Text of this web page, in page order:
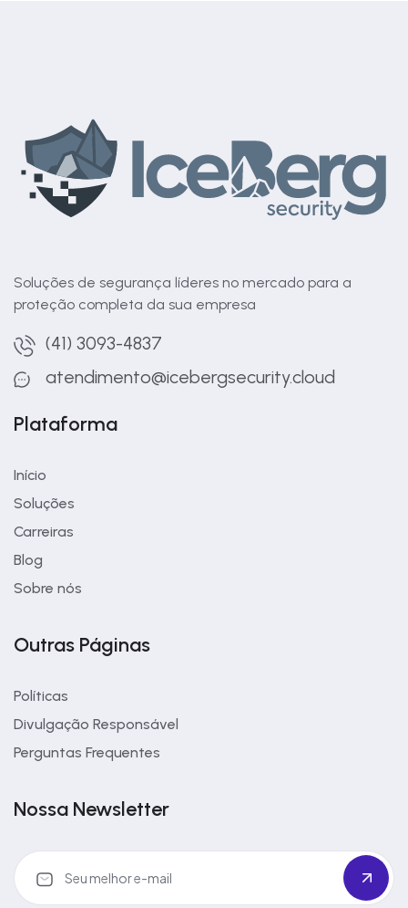
Soluções de segurança líderes no mercado para a
proteção completa da sua empresa
(41) 3093-4837
atendimento@icebergsecurity.cloud
Plataforma
Início
Soluções
Carreiras
Blog
Sobre nós
Outras Páginas
Políticas
Divulgação Responsável
Perguntas Frequentes
Nossa Newsletter